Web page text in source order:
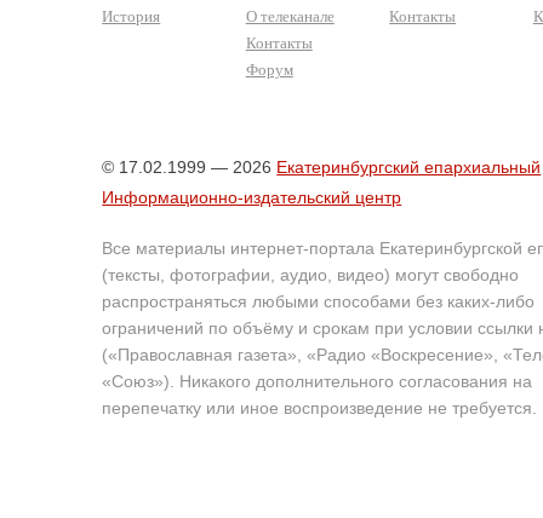
История
О телеканале
Контакты
Форум
Контакты
© 17.02.1999 — 2026 Екатеринбургский епархиальный
Информационно-издательский центр
Все материалы интернет-портала Екатеринбургской
(тексты, фотографии, аудио, видео) могут свободно
распространяться любыми способами без каких-либо
ограничений по объёму и срокам при условии ссылки
(«Православная газета», «Радио «Воскресение»,
«Союз»). Никакого дополнительного согласования на
перепечатку или иное воспроизведение не требуется.